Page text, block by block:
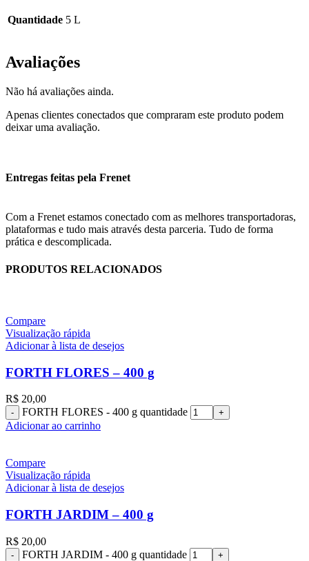
Quantidade 5 L
Avaliações
Não há avaliações ainda.
Apenas clientes conectados que compraram este produto podem
deixar uma avaliação.
Entregas feitas pela Frenet
Com a Frenet estamos conectado com as melhores transportadoras,
plataformas e tudo mais através desta parceria. Tudo de forma
prática e descomplicada.
PRODUTOS RELACIONADOS
Compare
Visualização rápida
Adicionar à lista de desejos
FORTH FLORES – 400 g
R$ 20,00
FORTH FLORES - 400 g quantidade
Adicionar ao carrinho
Compare
Visualização rápida
Adicionar à lista de desejos
FORTH JARDIM – 400 g
R$ 20,00
FORTH JARDIM - 400 g quantidade